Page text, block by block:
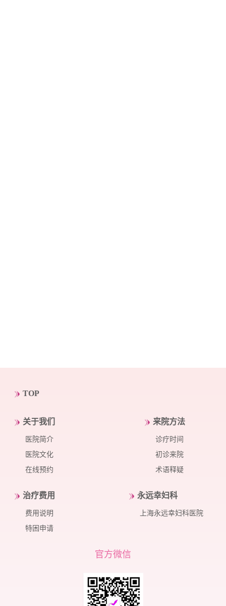
TOP
关于我们
医院简介
医院文化
在线预约
来院方法
诊疗时间
初诊来院
术语释疑
治疗费用
费用说明
特困申请
永远幸妇科
上海永远幸妇科医院
官方微信